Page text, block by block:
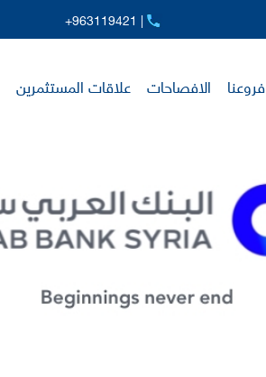
+963119421 |
فروعنا الافصاحات علاقات المستثمرين